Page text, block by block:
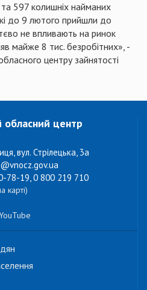
597 колишніх найманих
до 9 лютого прийшли до
не впливають на ринок
майже 8 тис. безробітних», -
центру зайнятості
обласний центр
вул. Стрілецька, 3а
78-19, 0 800 219 710
карті)